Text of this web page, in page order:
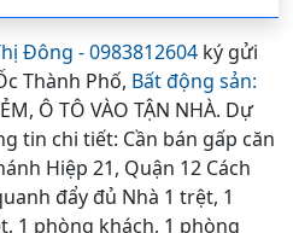
Đông - 0983812604 ký gửi
Thành Phố, Bất động sản:
Ô TÔ VÀO TẬN NHÀ. Dự
tin chi tiết: Cần bán gấp căn
Hiệp 21, Quận 12 Cách
đẩy đủ Nhà 1 trệt, 1
1 phòng khách, 1 phòng